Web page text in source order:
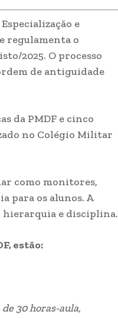
e
regulamenta o
2025. O processo
de antiguidade
da PMDF e cinco
no Colégio Militar
como monitores,
para os alunos. A
e disciplina.
estão:
30 horas-aula,